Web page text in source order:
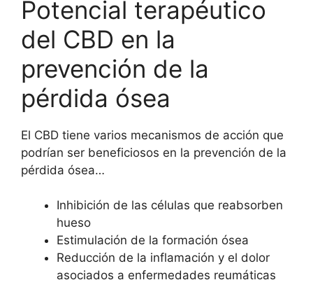
Potencial terapéutico
del CBD en la
prevención de la
pérdida ósea
El CBD tiene varios mecanismos de acción que
podrían ser beneficiosos en la prevención de la
pérdida ósea…
Inhibición de las células que reabsorben
hueso
Estimulación de la formación ósea
Reducción de la inflamación y el dolor
asociados a enfermedades reumáticas